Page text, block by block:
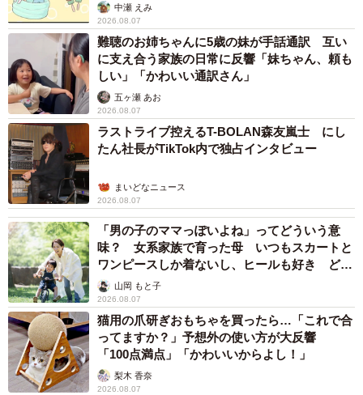
中瀬 えみ
2026.08.07
難聴のお姉ちゃんに5歳の妹が手話通訳 互い
に支え合う家族の日常に反響「妹ちゃん、頼も
しい」「かわいい通訳さん」
五ヶ瀬 あお
2026.08.07
ラストライブ控えるT-BOLAN森友嵐士 にし
たん社長がTikTok内で独占インタビュー
まいどなニュース
2026.08.07
「男の子のママっぽいよね」ってどういう意
味？ 女系家族で育った母 いつもスカートと
ワンピースしか着ないし、ヒールも好き どの
へんが…
山岡 もと子
2026.08.07
猫用の爪研ぎおもちゃを買ったら…「これで合
ってますか？」予想外の使い方が大反響
「100点満点」「かわいいからよし！」
梨木 香奈
2026.08.07